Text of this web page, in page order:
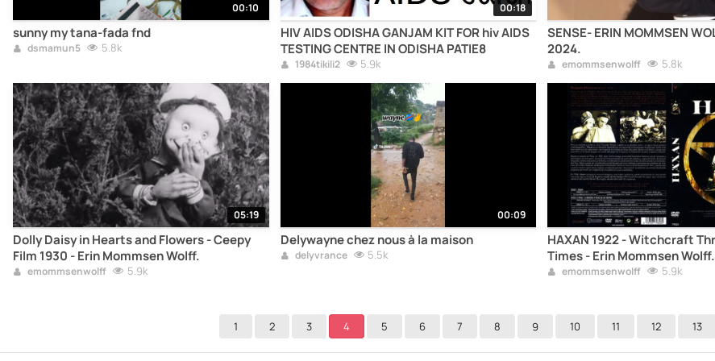
00:10
sunny my tana-fada fnd
dsmamun5 5.8k
00:18
HIV AIDS ODISHA GANJAM KIT FOR hiv AIDS
TESTING CENTRE IN ODISHA PATIE8
1984tikili2 5.9k
SENSE- ERIN MOMMSEN WOLFF- VERSACE
2024.
emommsenwolff 5.8k
05:19
Dolly Daisy in Hearts and Flowers - Ceepy
Film 1930 - Erin Mommsen Wolff.
emommsenwolff 5.9k
00:09
Delywayne chez nous à la maison
delyvrance 5.5k
HAXAN 1922 - Witchcraft Through The
Times - Erin Mommsen Wolff.
emommsenwolff 5.9k
1 2 3 4 5 6 7 8 9 10 11 12 13